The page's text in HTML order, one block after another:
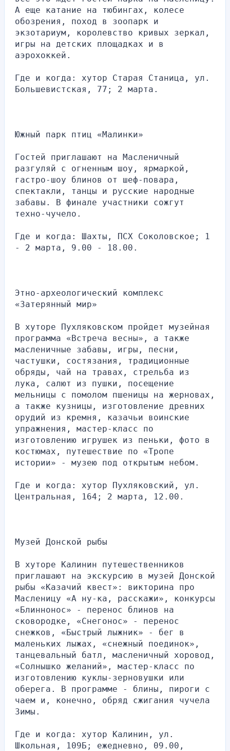
А еще катание на тюбингах, колесе
обозрения, поход в зоопарк и
экзотариум, королевство кривых зеркал,
игры на детских площадках и в
аэрохоккей.
Где и когда: хутор Старая Станица, ул.
Большевистская, 77; 2 марта.
Южный парк птиц «Малинки»
Гостей приглашают на Масленичный
разгуляй с огненным шоу, ярмаркой,
гастро-шоу блинов от шеф-повара,
спектакли, танцы и русские народные
забавы. В финале участники сожгут
техно-чучело.
Где и когда: Шахты, ПСХ Соколовское; 1
- 2 марта, 9.00 - 18.00.
Этно-археологический комплекс
«Затерянный мир»
В хуторе Пухляковском пройдет музейная
программа «Встреча весны», а также
масленичные забавы, игры, песни,
частушки, состязания, традиционные
обряды, чай на травах, стрельба из
лука, салют из пушки, посещение
мельницы с помолом пшеницы на жерновах,
а также кузницы, изготовление древних
орудий из кремня, казачьи воинские
упражнения, мастер-класс по
изготовлению игрушек из пеньки, фото в
костюмах, путешествие по «Тропе
истории» - музею под открытым небом.
Где и когда: хутор Пухляковский, ул.
Центральная, 164; 2 марта, 12.00.
Музей Донской рыбы
В хуторе Калинин путешественников
приглашают на экскурсию в музей Донской
рыбы «Казачий квест»: викторина про
Масленицу «А ну-ка, расскажи», конкурсы
«Блиннонос» - перенос блинов на
сковородке, «Снегонос» - перенос
снежков, «Быстрый лыжник» - бег в
маленьких лыжах, «снежный поединок»,
танцевальный батл, масленичный хоровод,
«Солнышко желаний», мастер-класс по
изготовлению куклы-зерновушки или
оберега. В программе - блины, пироги с
чаем и, конечно, обряд сжигания чучела
Зимы.
Где и когда: хутор Калинин, ул.
Школьная, 109Б; ежедневно, 09.00,